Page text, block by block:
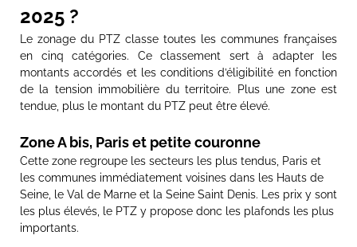
2025 ?
Le zonage du PTZ classe toutes les communes françaises
en cinq catégories. Ce classement sert à adapter les
montants accordés et les conditions d’éligibilité en fonction
de la tension immobilière du territoire. Plus une zone est
tendue, plus le montant du PTZ peut être élevé.
Zone A bis, Paris et petite couronne
Cette zone regroupe les secteurs les plus tendus, Paris et
les communes immédiatement voisines dans les Hauts de
Seine, le Val de Marne et la Seine Saint Denis. Les prix y sont
les plus élevés, le PTZ y propose donc les plafonds les plus
importants.